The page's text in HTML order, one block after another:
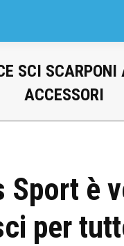
SCI
ACCESSORI
Sport è
per